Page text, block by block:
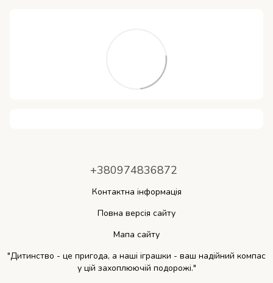
+380974836872
Контактна інформація
Повна версія сайту
Мапа сайту
"Дитинство - це пригода, а наші іграшки - ваш надійний компас
у цій захоплюючій подорожі."